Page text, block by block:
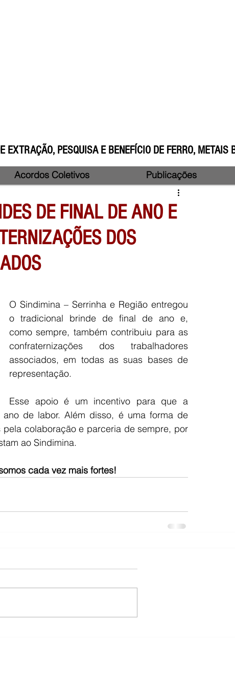
PESQUISA E BENEFÍCIO DE FERRO, METAIS
DE FINAL DE ANO E
DOS
O Sindimina – Serrinha e Região entregou
o tradicional brinde de final de ano e,
como sempre, também contribuiu para as
confraternizações dos trabalhadores
associados, em todas as suas bases de
representação.
Esse apoio é um incentivo para que a
de labor. Além disso, é uma forma de
colaboração e parceria de sempre, por
ao Sindimina.
cada vez mais fortes!
Acordos Coletivos Publicações